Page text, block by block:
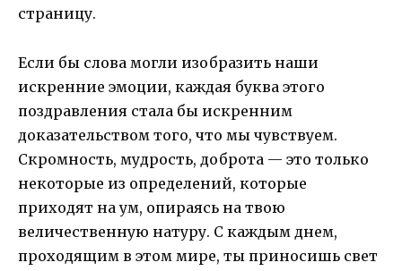
страницу.
Если бы слова могли изобразить наши
искренние эмоции, каждая буква этого
поздравления стала бы искренним
доказательством того, что мы чувствуем.
Скромность, мудрость, доброта — это только
некоторые из определений, которые
приходят на ум, опираясь на твою
величественную натуру. С каждым днем,
проходящим в этом мире, ты приносишь свет